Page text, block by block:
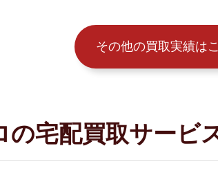
その他の買取実績は
の宅配買取サービ